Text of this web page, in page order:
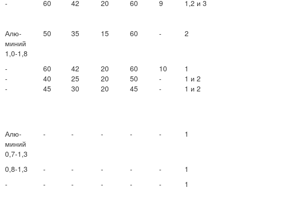
- 60 42 20 60 9
1,2 и 3
Алю-
миний
1,0-1,8
50 35 15 60 - 2
-
-
-
60
40
45
42
25
30
20
20
20
60
50
45
10
-
-
1
1 и 2
1 и 2
Алю-
миний
0,7-1,3
- - - - - 1
0,8-1,3 - - - - -
1
- - - - - - 1